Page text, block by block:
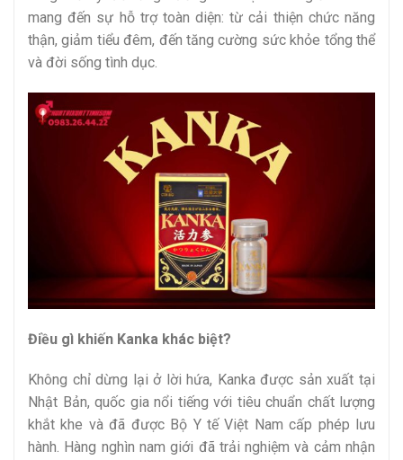
mang đến sự hỗ trợ toàn diện: từ cải thiện chức năng
thận, giảm tiểu đêm, đến tăng cường sức khỏe tổng thể
và đời sống tình dục.
Điều gì khiến Kanka khác biệt?
Không chỉ dừng lại ở lời hứa, Kanka được sản xuất tại
Nhật Bản, quốc gia nổi tiếng với tiêu chuẩn chất lượng
khắt khe và đã được Bộ Y tế Việt Nam cấp phép lưu
hành. Hàng nghìn nam giới đã trải nghiệm và cảm nhận